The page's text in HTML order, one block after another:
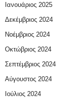
Ιανουάριος 2025
Δεκέμβριος 2024
Νοέμβριος 2024
Οκτώβριος 2024
Σεπτέμβριος 2024
Αύγουστος 2024
Ιούλιος 2024